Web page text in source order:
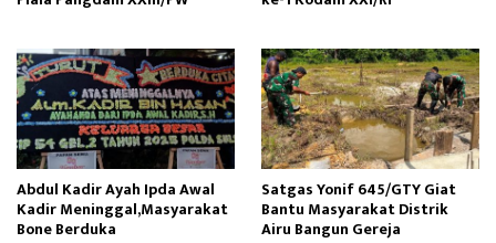
Abdul Kadir Ayah Ipda Awal
Kadir Meninggal,Masyarakat
Bone Berduka
Satgas Yonif 645/GTY Giat
Bantu Masyarakat Distrik
Airu Bangun Gereja ‎